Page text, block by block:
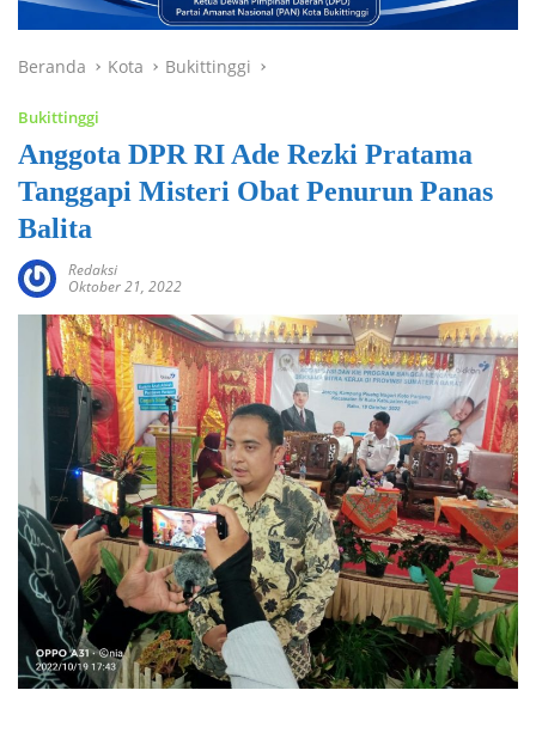
Beranda Kota Bukittinggi
Bukittinggi
Anggota DPR RI Ade Rezki Pratama
Tanggapi Misteri Obat Penurun Panas
Balita
Redaksi
Oktober 21, 2022